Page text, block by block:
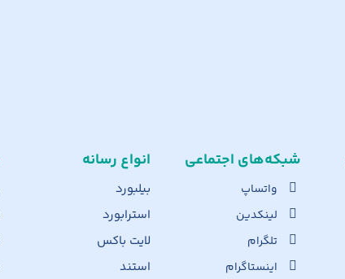
انواع رسانه
بیلبورد
استرابورد
لایت باکس
استند
شبکه‌های اجت​ماعی
واتساپ
لینکدین
تلگرام
اینستاگرام